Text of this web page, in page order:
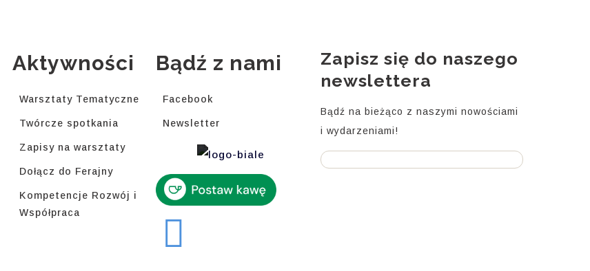
Aktywności
Warsztaty Tematyczne
Twórcze spotkania
Zapisy na warsztaty
Dołącz do Ferajny
Kompetencje Rozwój i
Współpraca
Bądź z nami
Facebook
Newsletter
Zapisz się do naszego
newslettera
Bądź na bieżąco z naszymi nowościami
i wydarzeniami!